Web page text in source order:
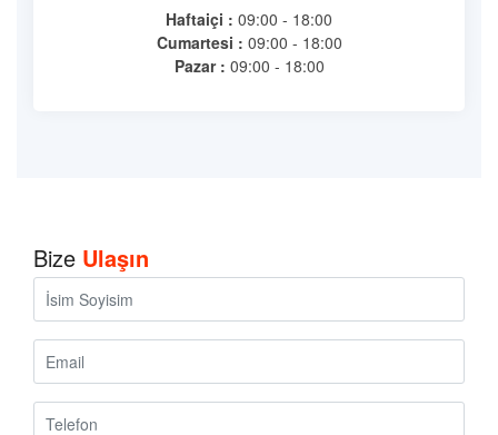
Haftaiçi : 09:00 - 18:00
Cumartesi : 09:00 - 18:00
Pazar : 09:00 - 18:00
Bize Ulaşın